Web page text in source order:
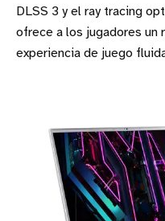
DLSS 3 y el ray tracing
ofrece a los jugadores un
experiencia de juego